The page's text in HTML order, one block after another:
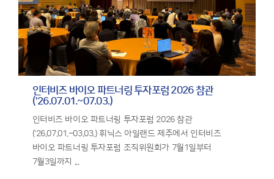
인터비즈 바이오 파트너링 투자포럼 2026 참관
('26.07.01.~07.03.)
인터비즈 바이오 파트너링 투자포럼 2026 참관
('26.07.01.~03.03.) 휘닉스 아일랜드 제주에서 인터비즈
바이오 파트너링 투자포럼 조직위원회가 7월1일부터
7월3일까지 ...